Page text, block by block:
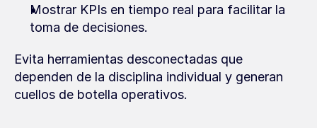
Mostrar KPIs en tiempo real para facilitar la
toma de decisiones.
Evita herramientas desconectadas que
dependen de la disciplina individual y generan
cuellos de botella operativos.